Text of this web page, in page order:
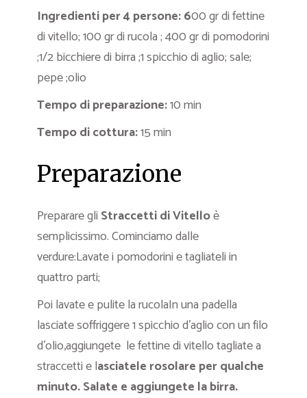
Ingredienti per 4 persone: 600 gr di fettine
di vitello; 100 gr di rucola ; 400 gr di pomodorini
;1/2 bicchiere di birra ;1 spicchio di aglio; sale;
pepe ;olio
Tempo di preparazione:10 min
Tempo di cottura:15 min
Preparazione
Preparare gli Straccetti di Vitelloè
semplicissimo. Cominciamo dalle
verdure:Lavate i pomodorini e tagliateli in
quattro parti;
Poi lavate e pulite la rucolaIn una padella
lasciate soffriggere 1 spicchio d’aglio con un filo
d’olio,aggiungete le fettine di vitello tagliate a
straccetti e lasciatele rosolare per qualche
minuto. Salate e aggiungete la birra.